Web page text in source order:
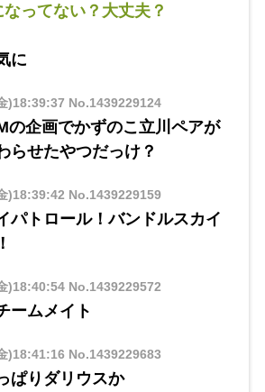
ってない？大丈夫？
に
)18:39:37 No.1439229124
の企画でかずのこ立川ペアが
らせたやつだっけ？
)18:39:42 No.1439229159
パトロール！バンドルスカイ
)18:40:54No.1439229572
ームメイト
)18:41:16 No.1439229683
ぱりダリウスか